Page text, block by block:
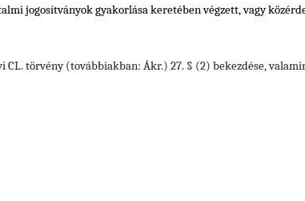
jogosítványok gyakorlása keretében végzett, vagy
CL. törvény (továbbiakban: Ákr.) 27. § (2) bekezdése,